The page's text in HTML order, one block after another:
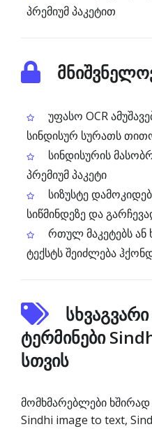
პრემიუმ პაკეტით
უფასო OCR
სინდისურ სურათს
სინდისურის
პრემიუმ პაკეტი
სიზუსტე
სიწმინდეზე და
რთულ მაკეტებს ან
ტექსტს შეიძლება
სხვაგვარი
ტერმინები
სთვის
მომხმარებლები ხშირად
Sindhi image to text,